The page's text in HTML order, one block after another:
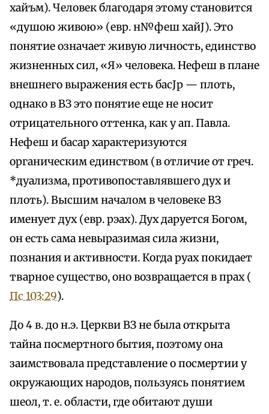
хайъм). Человек благодаря этому становится
«душою живою» (евр. н№феш хайЈ). Это
понятие означает живую личность, единство
жизненных сил, «Я» человека. Нефеш в плане
внешнего выражения есть басЈр — плоть,
однако в ВЗ это понятие еще не носит
отрицательного оттенка, как у ап. Павла.
Нефеш и басар характеризуются
органическим единством (в отличие от греч.
*дуализма, противопоставлявшего дух и
плоть). Высшим началом в человеке ВЗ
именует дух (евр. рэах). Дух даруется Богом,
он есть сама невыразимая сила жизни,
познания и активности. Когда руах покидает
тварное существо, оно возвращается в прах (
Пс 103:29).
До 4 в. до н.э. Церкви ВЗ не была открыта
тайна посмертного бытия, поэтому она
заимствовала представление о посмертии у
окружающих народов, пользуясь понятием
шеол, т. е. области, где обитают души